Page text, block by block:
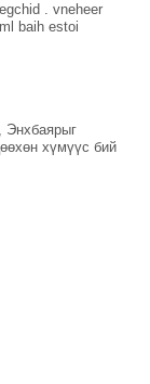
. vneheer
baih estoi
Энхбаярыг
хүмүүс бий